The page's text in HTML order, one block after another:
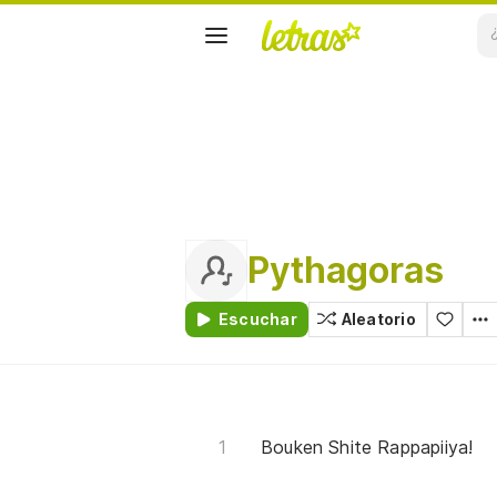
Pythagoras
Escuchar Aleatorio
Bouken Shite Rappapiiya!